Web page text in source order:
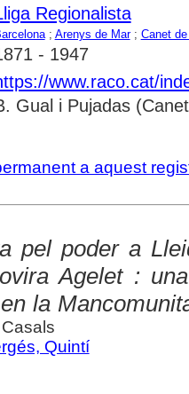
Regionalista
; Arenys de Mar; Canet
- 1947
www.raco.cat/
Gual i Pujadas
a aquest
pel poder a
Agelet :
la
Quintí